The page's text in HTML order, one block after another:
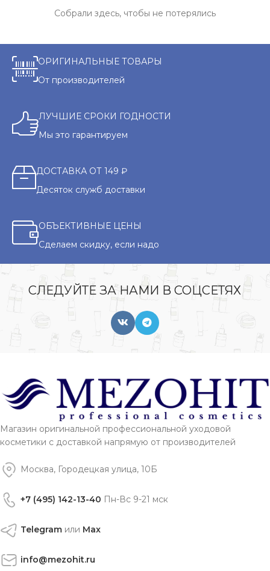
Собрали здесь, чтобы не потерялись
ОРИГИНАЛЬНЫЕ ТОВАРЫ
От производителей
ЛУЧШИЕ СРОКИ ГОДНОСТИ
Мы это гарантируем
ДОСТАВКА ОТ 149 ₽
Десяток служб доставки
ОБЪЕКТИВНЫЕ ЦЕНЫ
Сделаем скидку, если надо
СЛЕДУЙТЕ ЗА НАМИ В СОЦСЕТЯХ
Магазин оригинальной профессиональной уходовой
косметики с доставкой напрямую от производителей
Москва, Городецкая улица, 10Б
+7 (495) 142-13-40 Пн-Вс 9-21 мск
Telegram или Max
info@mezohit.ru